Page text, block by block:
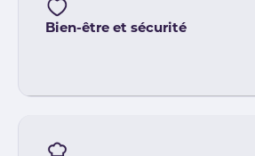
Bien-être et sécurité